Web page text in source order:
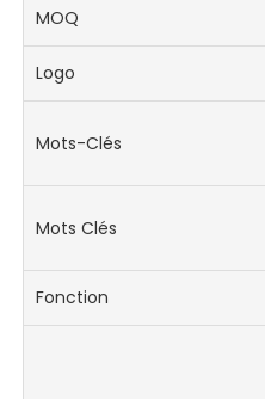
MOQ
Logo
Mots-Clés
Mots Clés
Fonction